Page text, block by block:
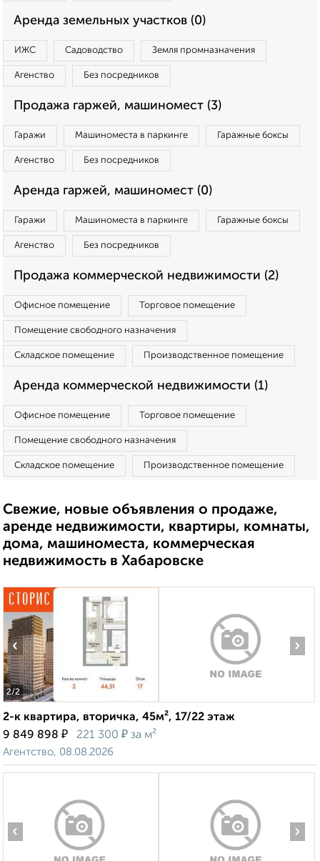
Аренда земельных участков (0)
ИЖС Садоводство Земля промназначения
Агенство Без посредников
Продажа гаржей, машиномест (3)
Гаражи Машиноместа в паркинге Гаражные боксы
Агенство Без посредников
Аренда гаржей, машиномест (0)
Гаражи Машиноместа в паркинге Гаражные боксы
Агенство Без посредников
Продажа коммерческой недвижимости (2)
Офисное помещение Торговое помещение
Помещение свободного назначения
Складское помещение Производственное помещение
Аренда коммерческой недвижимости (1)
Офисное помещение Торговое помещение
Помещение свободного назначения
Складское помещение Производственное помещение
Свежие, новые объявления о продаже,
аренде недвижимости, квартиры, комнаты,
дома, машиноместа, коммерческая
недвижимость в Хабаровске
2/2
‹ ›
2-к квартира, вторичка, 45м², 17/22 этаж
9 849 898 ₽ 221 300 ₽ за м²
Агентство, 08.08.2026
‹ ›